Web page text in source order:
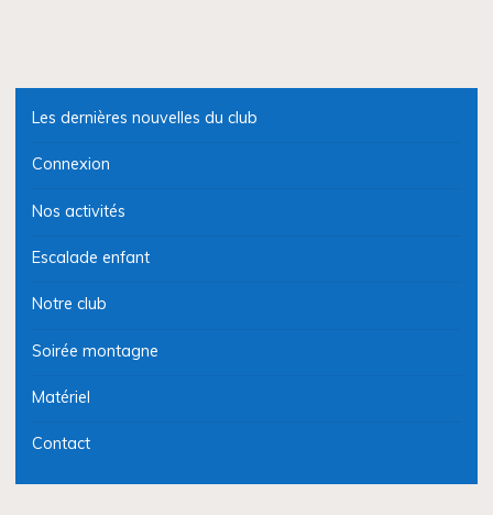
Les dernières nouvelles du club
Connexion
Nos activités
Escalade enfant
Notre club
Soirée montagne
Matériel
Contact